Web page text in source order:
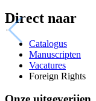
Direct naar
Catalogus
Manuscripten
Vacatures
Foreign Rights